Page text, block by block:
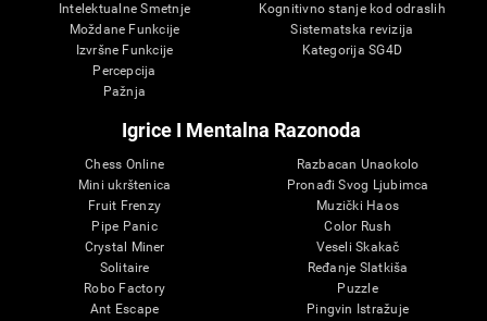
Intelektualne Smetnje
Moždane Funkcije
Izvršne Funkcije
Percepcija
Pažnja
Kognitivno stanje kod odraslih
Sistematska revizija
Kategorija SG4D
Igrice I Mentalna Razonoda
Chess Online
Mini ukrštenica
Fruit Frenzy
Pipe Panic
Crystal Miner
Solitaire
Robo Factory
Ant Escape
Razbacan Unaokolo
Pronađi Svog Ljubimca
Muzički Haos
Color Rush
Veseli Skakač
Ređanje Slatkiša
Puzzle
Pingvin Istražuje